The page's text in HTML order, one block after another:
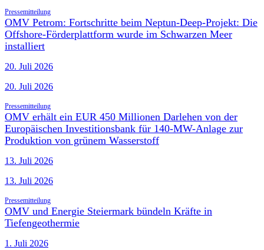
Pressemitteilung
OMV Petrom: Fortschritte beim Neptun-Deep-Projekt: Die
Offshore-Förderplattform wurde im Schwarzen Meer
installiert
20. Juli 2026
20. Juli 2026
Pressemitteilung
OMV erhält ein EUR 450 Millionen Darlehen von der
Europäischen Investitionsbank für 140-MW-Anlage zur
Produktion von grünem Wasserstoff
13. Juli 2026
13. Juli 2026
Pressemitteilung
OMV und Energie Steiermark bündeln Kräfte in
Tiefengeothermie
1. Juli 2026